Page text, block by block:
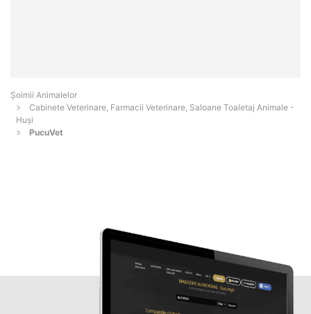
Şoimii Animalelor
Cabinete Veterinare, Farmacii Veterinare, Saloane Toaletaj Animale -
Huşi
PucuVet